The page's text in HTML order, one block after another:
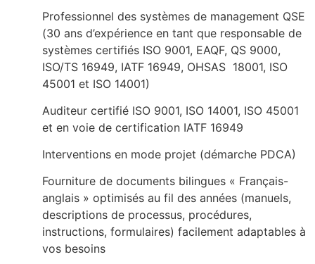
Professionnel des systèmes de management QSE
(30 ans d’expérience en tant que responsable de
systèmes certifiés ISO 9001, EAQF, QS 9000,
ISO/TS 16949, IATF 16949, OHSAS 18001, ISO
45001 et ISO 14001)
Auditeur certifié ISO 9001, ISO 14001, ISO 45001
et en voie de certification IATF 16949
Interventions en mode projet (démarche PDCA)
Fourniture de documents bilingues « Français-
anglais » optimisés au fil des années (manuels,
descriptions de processus, procédures,
instructions, formulaires) facilement adaptables à
vos besoins